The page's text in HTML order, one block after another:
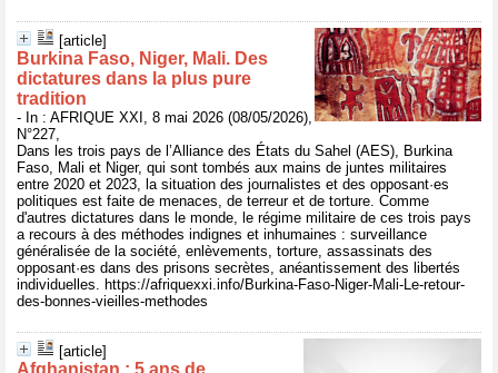
[article]
Burkina Faso, Niger, Mali. Des
dictatures dans la plus pure
tradition
- In : AFRIQUE XXI, 8 mai 2026 (08/05/2026),
N°227,
Dans les trois pays de l’Alliance des États du Sahel (AES), Burkina
Faso, Mali et Niger, qui sont tombés aux mains de juntes militaires
entre 2020 et 2023, la situation des journalistes et des opposant·es
politiques est faite de menaces, de terreur et de torture. Comme
d'autres dictatures dans le monde, le régime militaire de ces trois pays
a recours à des méthodes indignes et inhumaines : surveillance
généralisée de la société, enlèvements, torture, assassinats des
opposant·es dans des prisons secrètes, anéantissement des libertés
individuelles. https://afriquexxi.info/Burkina-Faso-Niger-Mali-Le-retour-
des-bonnes-vieilles-methodes
[article]
Afghanistan : 5 ans de